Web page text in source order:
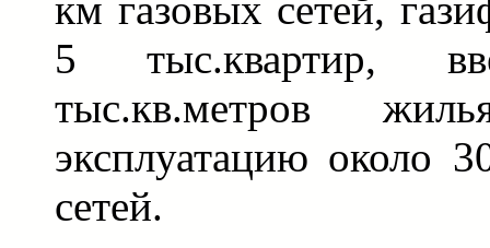
км газовых сетей,
5 тыс.квартир,
тыс.кв.метров
эксплуатацию около
сетей.